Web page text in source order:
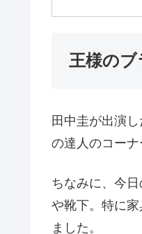
王様のブ
田中圭が出演
の達人のコーナ
ちなみに、今
や靴下。特に
ました。